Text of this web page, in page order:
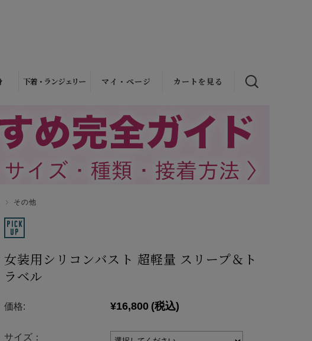
コ
シ
下着・ランジェリー
ショーツ
タックショーツ
（股間補正）
体型補正・強制
アウトレットブ
マイ・ページ カートを見る
その他
女装用シリコンバスト 超軽量 スリープ＆ト
ラベル
価格: ¥16,800 (税込)
サイズ：